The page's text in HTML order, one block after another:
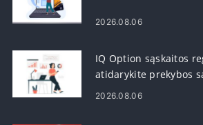
2026.08.06
IQ Option sąskaitos
atidarykite prekybos
užsiregistruokite
2026.08.06